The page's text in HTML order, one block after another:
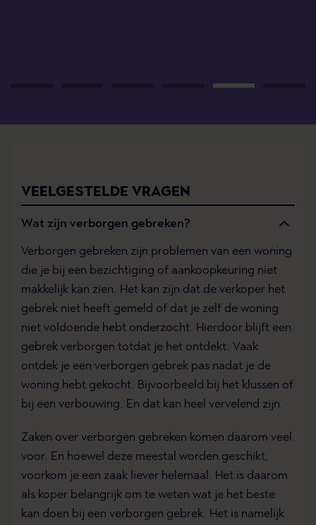
VEELGESTELDE VRAGEN
Wat zijn verborgen gebreken?
Verborgen gebreken zijn problemen van een woning
die je bij een bezichtiging of aankoopkeuring niet
makkelijk kan zien. Het kan zijn dat de verkoper het
gebrek niet heeft gemeld of dat je zelf de woning
niet voldoende hebt onderzocht. Hierdoor blijft een
gebrek verborgen totdat je het ontdekt. Vaak
ontdek je een verborgen gebrek pas nadat je de
woning hebt gekocht. Bijvoorbeeld bij het klussen of
bij een verbouwing. En dat kan heel vervelend zijn.
Zaken over verborgen gebreken komen daarom veel
voor. En hoewel deze meestal worden geschikt,
voorkom je een zaak liever helemaal. Het is daarom
als koper belangrijk om te weten wat je het beste
kan doen bij een verborgen gebrek. Het is namelijk